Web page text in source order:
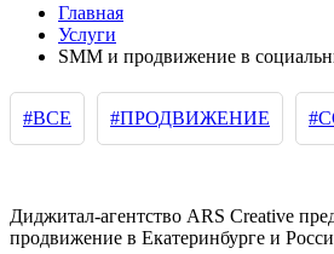
Главная
Услуги
SMM и продвижение в
#ВСЕ #ПРОДВИЖЕНИЕ
Диджитал-агентство ARS Creative
продвижение в Екатеринбурге и